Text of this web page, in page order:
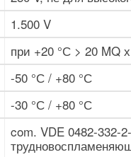
1.500 V
при +20 °С > 20 MQ
-50 °С / +80 °С
-30 °С / +80 °С
com. VDE 0482-332-